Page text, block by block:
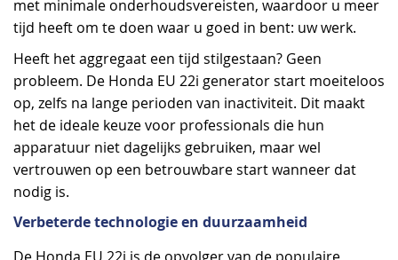
met minimale onderhoudsvereisten, waardoor u meer
tijd heeft om te doen waar u goed in bent: uw werk.
Heeft het aggregaat een tijd stilgestaan? Geen
probleem. De Honda EU 22i generator start moeiteloos
op, zelfs na lange perioden van inactiviteit. Dit maakt
het de ideale keuze voor professionals die hun
apparatuur niet dagelijks gebruiken, maar wel
vertrouwen op een betrouwbare start wanneer dat
nodig is.
Verbeterde technologie en duurzaamheid